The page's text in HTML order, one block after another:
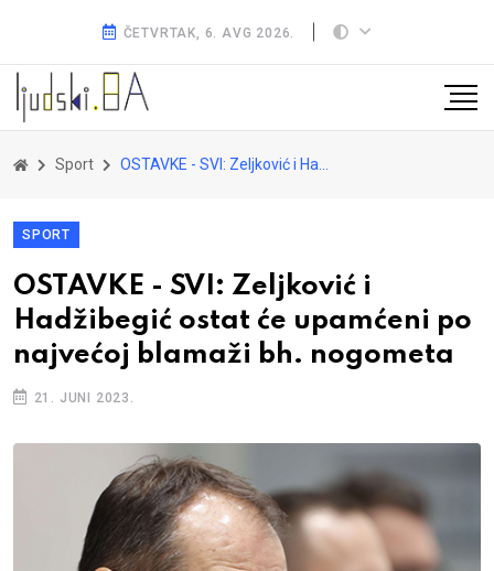
ČETVRTAK, 6. AVG 2026.
Sport OSTAVKE - SVI: Zeljković i Hadžibegić ostat će upamćeni po najvećoj blamaži bh. nogometa
SPORT
OSTAVKE - SVI: Zeljković i
Hadžibegić ostat će upamćeni po
najvećoj blamaži bh. nogometa
21. JUNI 2023.